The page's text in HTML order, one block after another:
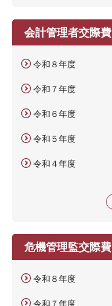
会計管理者交際費
令和８年度
令和７年度
令和６年度
令和５年度
令和４年度
危機管理監交際費
令和８年度
令和７年度